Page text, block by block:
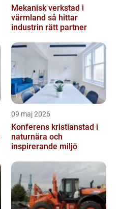
Mekanisk verkstad i
värmland så hittar
industrin rätt partner
09 maj 2026
Konferens kristianstad i
naturnära och
inspirerande miljö